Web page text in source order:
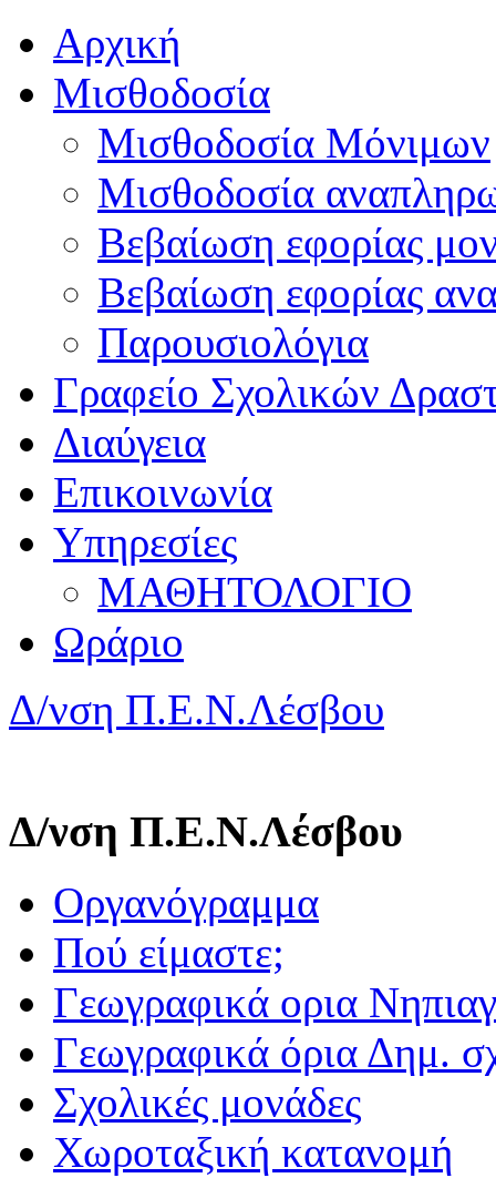
Αρχική
Μισθοδοσία
Μισθοδοσία Μόνιμων
Μισθοδοσία
Βεβαίωση εφορίας
Βεβαίωση εφορίας
Παρουσιολόγια
Γραφείο Σχολικών
Διαύγεια
Επικοινωνία
Υπηρεσίες
ΜΑΘΗΤΟΛΟΓΙΟ
Ωράριο
Δ/νση Π.Ε.Ν.Λέσβου
Δ/νση Π.Ε.Ν.Λέσβου
Οργανόγραμμα
Πού είμαστε;
Γεωγραφικά ορια
Γεωγραφικά όρια Δημ.
Σχολικές μονάδες
Χωροταξική κατανομή